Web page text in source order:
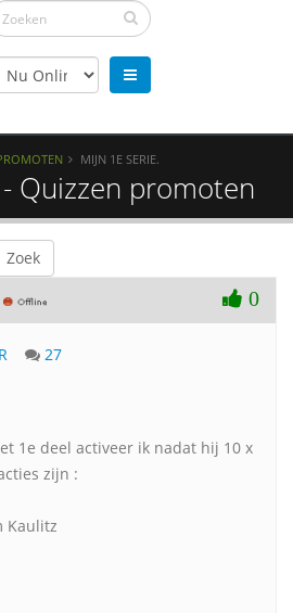
MIJN 1E SERIE.
Quizzen promoten
Zoek
0
27
1e deel activeer ik nadat hij 10 x
zijn :
Kaulitz